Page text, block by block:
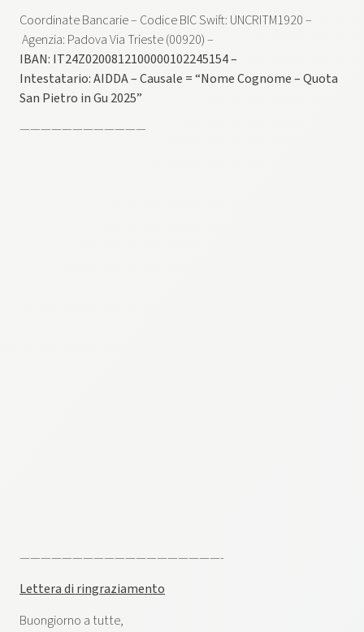
Coordinate Bancarie – Codice BIC Swift: UNCRITM1920 –
Agenzia: Padova Via Trieste (00920) –
IBAN: IT24Z0200812100000102245154 –
Intestatario: AIDDA – Causale = “Nome Cognome – Quota
San Pietro in Gu 2025”
————————————
———————————————————-
Lettera di ringraziamento
Buongiorno a tutte,